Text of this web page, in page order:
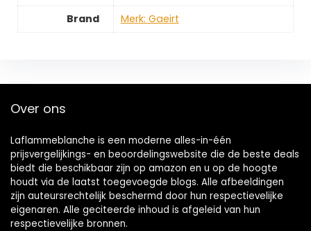
Brand Merk: Gaeirt
Over ons
Laflammeblanche is een moderne alles-in-één
prijsvergelijkings- en beoordelingswebsite die de beste deals
biedt die beschikbaar zijn op amazon en u op de hoogte
houdt via de laatst toegevoegde blogs. Alle afbeeldingen
zijn auteursrechtelijk beschermd door hun respectievelijke
eigenaren. Alle geciteerde inhoud is afgeleid van hun
respectievelijke bronnen.